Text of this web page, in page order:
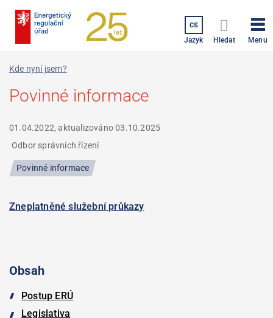
CS
Jazyk Hledat Menu
Kde nyní jsem?
Povinné informace
01.04.2022, aktualizováno03.10.2025
Odbor správních řízení
Povinné informace
Zneplatněné služební průkazy
Obsah
Postup ERÚ
Legislativa